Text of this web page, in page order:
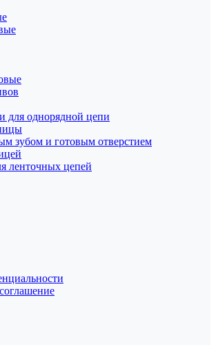
для однорядной цепи
зубом и готовым отверстием
ленточных цепей